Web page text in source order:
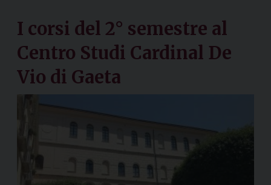
I corsi del 2° semestre al
Centro Studi Cardinal De
Vio di Gaeta